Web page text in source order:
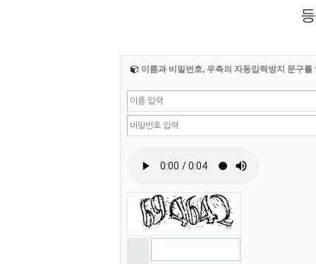
이름과 비밀번호, 우측의 자동입력방지 문구를